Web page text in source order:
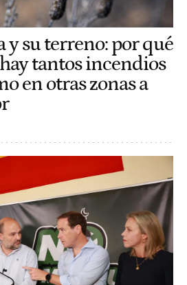
y su terreno: por qué
tantos incendios
en otras zonas a